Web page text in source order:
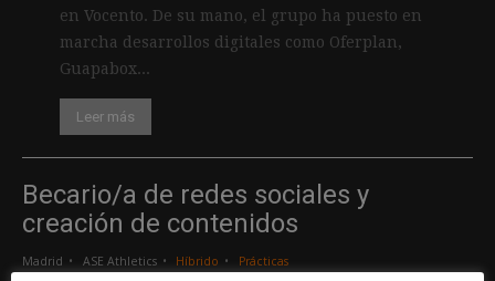
en Vocento. De su mano, el grupo ha puesto en
marcha desarrollos digitales como Oferplan,
Guapabox...
Leer más
Becario/a de redes sociales y
creación de contenidos
Madrid ASE Athletics Híbrido Prácticas